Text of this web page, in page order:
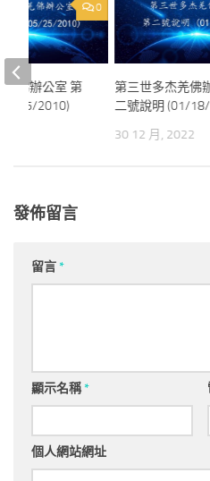
第三世多杰羌佛
二號說明 (01/
30 12 月, 2022
0
羌佛辦公室 第
25/2010)
發佈留言
留言*
顯示名稱*
個人網站網址